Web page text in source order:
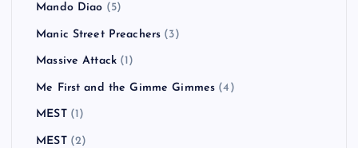
Mando Diao (5)
Manic Street Preachers (3)
Massive Attack (1)
Me First and the Gimme Gimmes (4)
MEST(1)
MEST(2)